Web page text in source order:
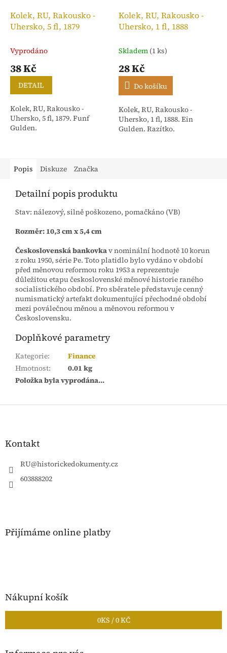
Kolek, RU, Rakousko -
Uhersko, 5 fl, 1879
Vyprodáno
38 Kč
DETAIL
Kolek, RU, Rakousko -
Uhersko, 5 fl, 1879. Funf
Gulden.
Kolek, RU, Rakousko -
Uhersko, 1 fl, 1888
Skladem (1 ks)
28 Kč
Do košíku
Kolek, RU, Rakousko -
Uhersko, 1 fl, 1888. Ein
Gulden. Razítko.
Popis Diskuze Značka
Detailní popis produktu
Stav: nálezový, silně poškozeno, pomačkáno (VB)
Rozměr: 10,3 cm x 5,4 cm
Československá bankovkav nominální hodnotě 10 korun
z roku 1950, série Pe. Toto platidlo bylo vydáno v období
před měnovou reformou roku 1953 a reprezentuje
důležitou etapu československé měnové historie raného
socialistického období. Pro sběratele představuje cenný
numismatický artefakt dokumentující přechodné období
mezi poválečnou měnou a měnovou reformou v
Československu.
Doplňkové parametry
Kategorie:
Finance
Hmotnost:
0.01 kg
Položka byla vyprodána…
Z
Kontakt
RU@historickedokumenty.cz
603888202
Přijímáme online platby
Nákupní košík
0KS /0 KČ